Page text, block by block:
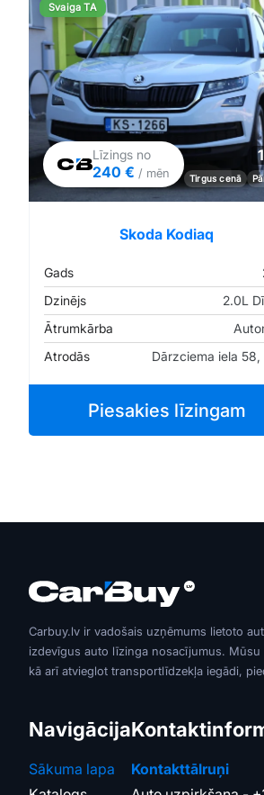
Svaiga TA
Līzings no
240 € / mēn Tirgus cenā
Skoda Kodiaq
Gads
Dzinējs
2.0L
Ātrumkārba
Atrodās
Dārzciema iela 58,
Piesakies līzingam
Carbuy.lv ir vadošais uzņēmums lietoto
izdevīgus auto līzinga nosacījumus.
kā arī atvieglot transportlīdzekļa iegādi,
Navigācija
Sākuma lapa
Kontakttālruņi